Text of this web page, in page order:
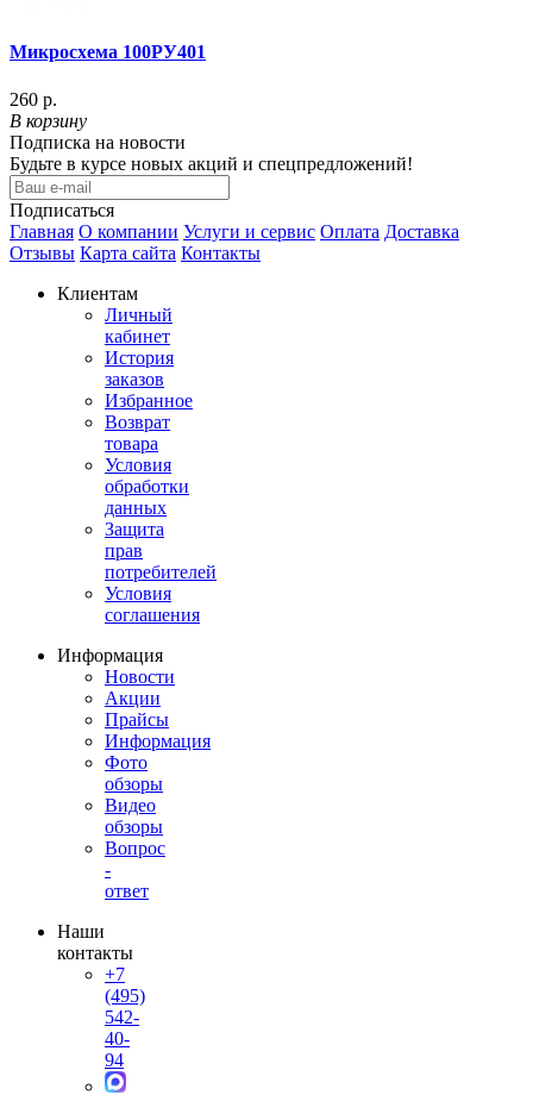
Микросхема 100РУ401
260 р.
В корзину
Подписка на новости
Будьте в курсе новых акций и спецпредложений!
Подписаться
Главная О компании Услуги и сервис Оплата Доставка
Отзывы Карта сайта Контакты
Клиентам
Личный
кабинет
История
заказов
Избранное
Возврат
товара
Условия
обработки
данных
Защита
прав
потребителей
Условия
соглашения
Информация
Новости
Акции
Прайсы
Информация
Фото
обзоры
Видео
обзоры
Вопрос
-
ответ
Наши
контакты
+7
(495)
542-
40-
94